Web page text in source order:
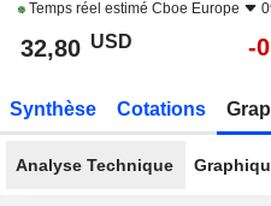
Temps réel estimé Cboe Europe
32,80 USD -
Synthèse Cotations
Analyse Technique